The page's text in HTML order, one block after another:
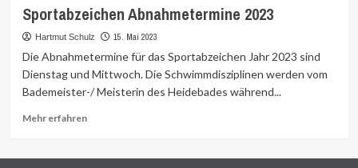
Sportabzeichen Abnahmetermine 2023
Hartmut Schulz 15. Mai 2023
Die Abnahmetermine für das Sportabzeichen Jahr 2023 sind
Dienstag und Mittwoch. Die Schwimmdisziplinen werden vom
Bademeister-/ Meisterin des Heidebades während...
Mehr erfahrenMehr